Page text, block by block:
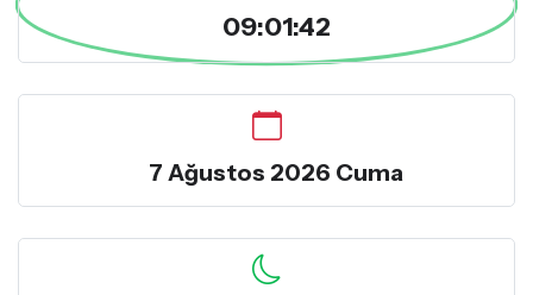
09:01:42
7 Ağustos 2026 Cuma